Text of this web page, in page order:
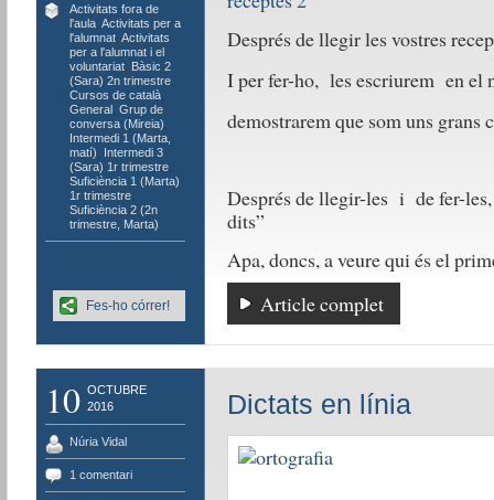
Activitats fora de
l'aula, Activitats per a
l'alumnat, Activitats
per a l'alumnat i el
voluntariat, Bàsic 2
(Sara) 2n trimestre,
Cursos de català,
General, Grup de
conversa (Mireia)
Intermedi 1 (Marta,
matí)
Intermedi 3
(Sara) 1r trimestre,
Suficiència 1 (Marta)
1r trimestre,
Suficiència 2 (2n
trimestre, Marta)
Després de llegir les vostres
I per fer-ho, les escriurem en
demostrarem que som uns
Després de llegir-les i de fer-
dits”
Apa, doncs, a veure qui és el
Article complet
Fes-ho córrer!
10 OCTUBRE
2016
Núria Vidal
1 comentari
Dictats en línia